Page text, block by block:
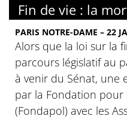
Fin de vie : la
PARIS NOTRE-DAME – 22
Alors que la loi sur la
parcours législatif au
à venir du Sénat, une
par la Fondation pour
(Fondapol) avec les